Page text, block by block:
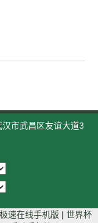
市武昌区友谊大道3
速在线手机版 | 世界杯